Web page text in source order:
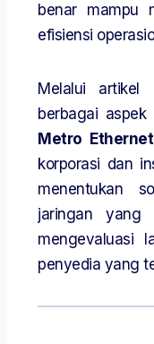
benar mampu
efisiensi
Melalui artikel
berbagai
Metro Ethernet
korporasi dan
menentukan
jaringan yang
mengevaluasi
penyedia yang